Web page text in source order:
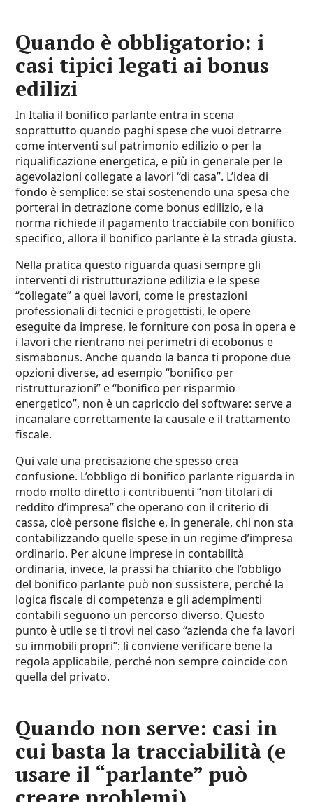
Quando è obbligatorio: i
casi tipici legati ai bonus
edilizi
In Italia il bonifico parlante entra in scena
soprattutto quando paghi spese che vuoi detrarre
come interventi sul patrimonio edilizio o per la
riqualificazione energetica, e più in generale per le
agevolazioni collegate a lavori “di casa”. L’idea di
fondo è semplice: se stai sostenendo una spesa che
porterai in detrazione come bonus edilizio, e la
norma richiede il pagamento tracciabile con bonifico
specifico, allora il bonifico parlante è la strada giusta.
Nella pratica questo riguarda quasi sempre gli
interventi di ristrutturazione edilizia e le spese
“collegate” a quei lavori, come le prestazioni
professionali di tecnici e progettisti, le opere
eseguite da imprese, le forniture con posa in opera e
i lavori che rientrano nei perimetri di ecobonus e
sismabonus. Anche quando la banca ti propone due
opzioni diverse, ad esempio “bonifico per
ristrutturazioni” e “bonifico per risparmio
energetico”, non è un capriccio del software: serve a
incanalare correttamente la causale e il trattamento
fiscale.
Qui vale una precisazione che spesso crea
confusione. L’obbligo di bonifico parlante riguarda in
modo molto diretto i contribuenti “non titolari di
reddito d’impresa” che operano con il criterio di
cassa, cioè persone fisiche e, in generale, chi non sta
contabilizzando quelle spese in un regime d’impresa
ordinario. Per alcune imprese in contabilità
ordinaria, invece, la prassi ha chiarito che l’obbligo
del bonifico parlante può non sussistere, perché la
logica fiscale di competenza e gli adempimenti
contabili seguono un percorso diverso. Questo
punto è utile se ti trovi nel caso “azienda che fa lavori
su immobili propri”: lì conviene verificare bene la
regola applicabile, perché non sempre coincide con
quella del privato.
Quando non serve: casi in
cui basta la tracciabilità (e
usare il “parlante” può